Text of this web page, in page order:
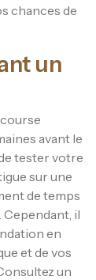
chances de
un
avant le
tester votre
sur une
de temps
il
en
et de vos
un